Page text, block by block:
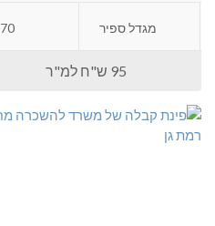
מגדל ספיר 70
95 ש"ח למ"ר